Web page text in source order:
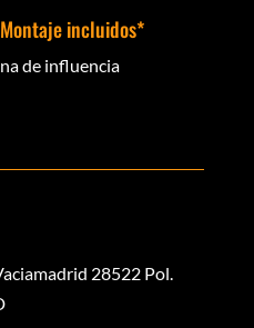
incluidos*
de influencia
28522 Pol.